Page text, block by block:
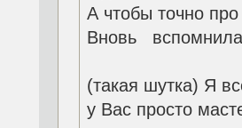
А чтобы точно
Вновь
(такая шутка) Я
у Вас просто